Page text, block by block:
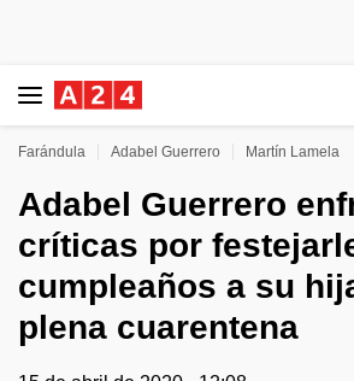
Farándula Adabel Guerrero Martín Lamela
Adabel Guerrero
críticas por
cumpleaños a su
plena cuarentena